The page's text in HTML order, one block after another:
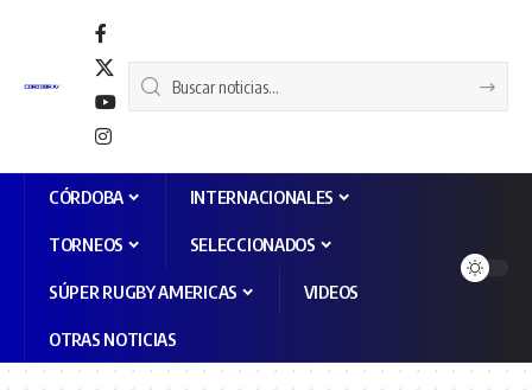
CÓRDOBA INTERNACIONALES
TORNEOS SELECCIONADOS
SÚPER RUGBY AMERICAS VIDEOS
OTRAS NOTICIAS